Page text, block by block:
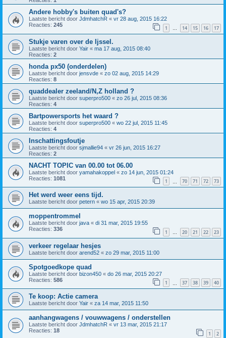
Andere hobby's buiten quad's?
Laatste bericht door JdmhatchR « vr 28 aug, 2015 16:22
Reacties: 245 1 14 15 16 17
Stukje varen over de Ijssel.
Laatste bericht door Yair « ma 17 aug, 2015 08:40
Reacties: 2
honda px50 (onderdelen)
Laatste bericht door jensvde « zo 02 aug, 2015 14:29
Reacties: 8
quaddealer zeeland/N,Z holland ?
Laatste bericht door superpro500 « zo 26 jul, 2015 08:36
Reacties: 4
Bartpowersports het waard ?
Laatste bericht door superpro500 « wo 22 jul, 2015 11:45
Reacties: 4
Inschattingsfoutje
Laatste bericht door sjmallie94 « vr 26 jun, 2015 16:27
Reacties: 2
NACHT TOPIC van 00.00 tot 06.00
Laatste bericht door yamahakoppel « zo 14 jun, 2015 01:24
Reacties: 1081 1 70 71 72 73
Het werd weer eens tijd.
Laatste bericht door petern « wo 15 apr, 2015 20:39
moppentrommel
Laatste bericht door java « di 31 mar, 2015 19:55
Reacties: 336 1 … 20 21 22 23
verkeer regelaar hesjes
Laatste bericht door arend52 « zo 29 mar, 2015 11:00
Spotgoedkope quad
Laatste bericht door bizon450 « do 26 mar, 2015 20:27
Reacties: 586 1 37 38 39 40
Te koop: Actie camera
Laatste bericht door Yair « za 14 mar, 2015 11:50
aanhangwagens / vouwwagens / onderstellen
Laatste bericht door JdmhatchR « vr 13 mar, 2015 21:17
Reacties: 18 1 2